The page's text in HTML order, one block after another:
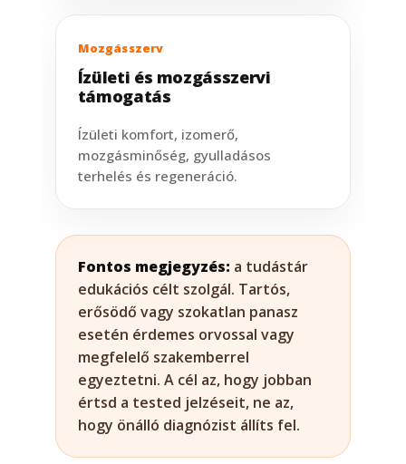
Mozgásszerv
Ízületi és mozgásszervi
támogatás
Ízületi komfort, izomerő,
mozgásminőség, gyulladásos
terhelés és regeneráció.
Fontos megjegyzés: a tudástár
edukációs célt szolgál. Tartós,
erősödő vagy szokatlan panasz
esetén érdemes orvossal vagy
megfelelő szakemberrel
egyeztetni. A cél az, hogy jobban
értsd a tested jelzéseit, ne az,
hogy önálló diagnózist állíts fel.